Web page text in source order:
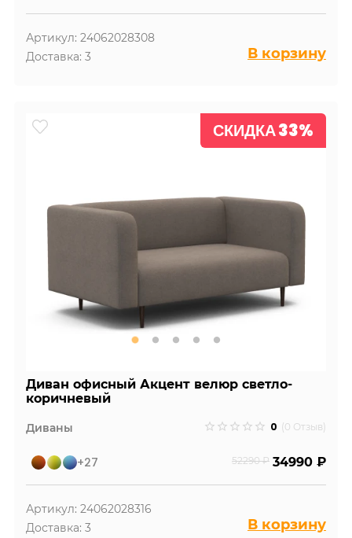
Артикул: 24062028308
Доставка: 3
В корзину
СКИДКА 33%
Диван офисный Акцент велюр светло-
коричневый
Диваны 0 (0 Отзыв)
+27 52290 ₽ 34990 ₽
Артикул: 24062028316
Доставка: 3
В корзину